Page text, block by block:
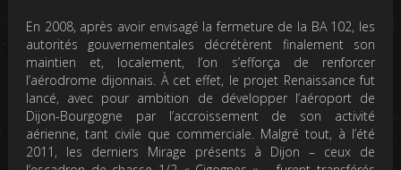
En 2008, après avoir envisagé la fermeture de la BA 102, les
autorités gouvernementales décrétèrent finalement son
maintien et, localement, l’on s’efforça de renforcer
l’aérodrome dijonnais. À cet effet, le projet Renaissance fut
lancé, avec pour ambition de développer l’aéroport de
Dijon-Bourgogne par l’accroissement de son activité
aérienne, tant civile que commerciale. Malgré tout, à l’été
2011, les derniers Mirage présents à Dijon – ceux de